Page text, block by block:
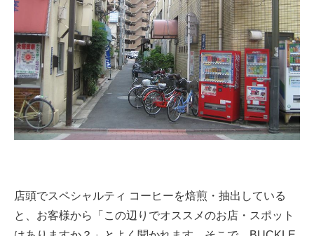
店頭でスペシャルティ コーヒーを焙煎・抽出している
と、お客様から「この辺りでオススメのお店・スポット